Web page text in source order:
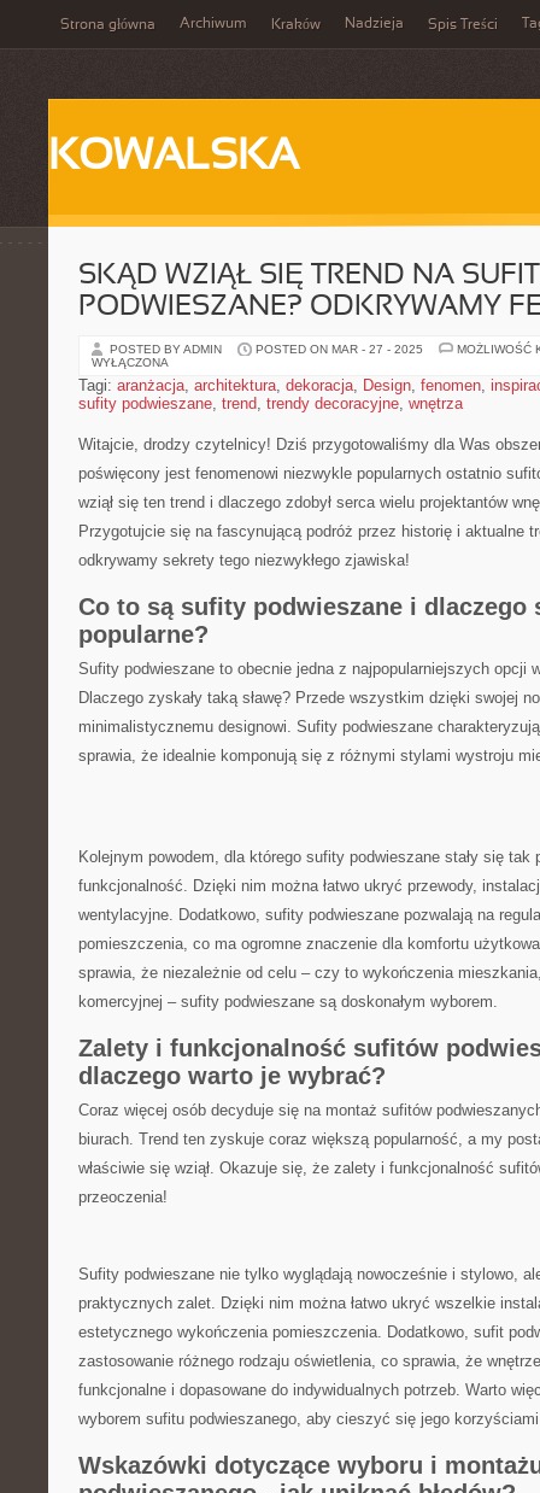
Strona główna Archiwum Kraków Nadzieja Spis Treści
KOWALSKA
SKĄD WZIĄŁ SIĘ TREND NA
PODWIESZANE? ODKRYWAMY
POSTED BY ADMIN POSTED ON MAR - 27 - 2025
MOŻLIWOŚĆ
WYŁĄCZONA
Tagi: aranżacja, architektura, dekoracja, Design, fenomen,
sufity podwieszane, trend, trendy decoracyjne, wnętrza
Witajcie, drodzy czytelnicy! Dziś przygotowaliśmy dla Was
poświęcony jest⁢ fenomenowi niezwykle popularnych⁣ ostatnio
wziął się ten trend i dlaczego ⁣zdobył⁢ serca ⁤wielu projektantów
Przygotujcie się na fascynującą⁣ podróż przez historię i ⁣aktualne
odkrywamy sekrety tego niezwykłego zjawiska!
Co to są sufity ​podwieszane‍ i dlaczego
‍popularne?
Sufity podwieszane to obecnie jedna z najpopularniejszych opcji
Dlaczego zyskały ‌taką sławę? Przede wszystkim dzięki swojej
minimalistycznemu designowi. Sufity​ podwieszane
sprawia, że idealnie komponują się z różnymi stylami‌ wystroju
Kolejnym powodem, ‌dla którego sufity podwieszane ⁣stały się tak
funkcjonalność. Dzięki nim można łatwo ukryć przewody,
wentylacyjne.​ Dodatkowo, sufity podwieszane pozwalają na
pomieszczenia, co ma ogromne znaczenie dla komfortu
sprawia, że niezależnie‌ od celu – czy to wykończenia
komercyjnej – sufity podwieszane są doskonałym wyborem.
Zalety i funkcjonalność ⁣sufitów
dlaczego warto je⁣ wybrać?
Coraz‌ więcej osób decyduje się na montaż sufitów
biurach. ​Trend ten zyskuje coraz większą popularność, a my
właściwie się wziął. Okazuje się, że zalety i ‌funkcjonalność
przeoczenia!
Sufity⁣ podwieszane nie tylko wyglądają⁣ nowocześnie i stylowo,
praktycznych zalet. Dzięki⁣ nim można ⁢łatwo ukryć wszelkie
estetycznego wykończenia⁢ pomieszczenia.⁤ Dodatkowo, sufit
zastosowanie różnego rodzaju oświetlenia, co sprawia, że⁢
funkcjonalne i dopasowane do indywidualnych potrzeb. Warto
wyborem sufitu podwieszanego, aby cieszyć się jego
Wskazówki dotyczące wyboru i